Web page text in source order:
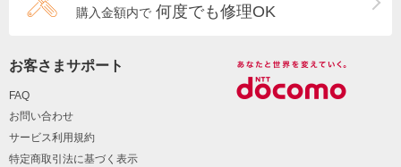
購入金額内で 何度でも修理OK
お客さまサポート
FAQ
お問い合わせ
サービス利用規約
特定商取引法に基づく表示